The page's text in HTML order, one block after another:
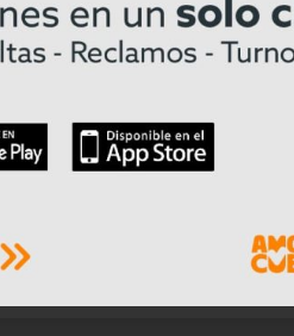
para que los
de estos no vean